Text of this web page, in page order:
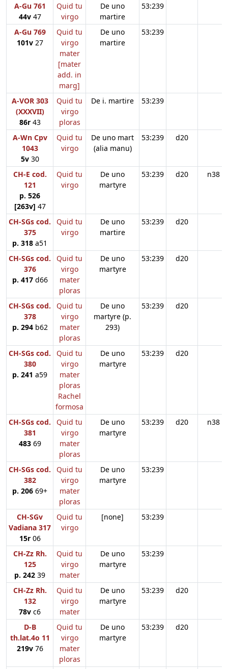
A-Gu 761
44v47
Quid tu
virgo
De uno
martire
53:239
A-Gu 769
101v27
Quid tu
virgo
mater
[mater
add. in
marg]
De uno
martire
53:239
A-VOR 303
(XXXVII)
86r43
Quid tu
virgo
ploras
De i. martire 53:239
A-Wn Cpv
1043
5v30
Quid tu
virgo
De uno mart
(alia manu)
53:239 d20
CH-E cod.
121
p. 526
[263v] 47
Quid tu
virgo
De uno
martyre
53:239 d20 n38
CH-SGs cod.
375
p. 318 a51
Quid tu
virgo
De uno
martire
53:239 d20
CH-SGs cod.
376
p. 417d66
Quid tu
virgo
mater
ploras
De uno
martyre
53:239 d20
CH-SGs cod.
378
p. 294b62
Quid tu
virgo
mater
ploras
De uno
martyre (p.
293)
53:239 d20
CH-SGs cod.
380
p. 241 a59
Quid tu
virgo
mater
ploras
Rachel
formosa
De uno
martyre
53:239 d20
CH-SGs cod.
381
48369
Quid tu
virgo
mater
ploras
De uno
martyre
53:239 d20 n38
CH-SGs cod.
382
p. 206 69+
Quid tu
virgo
mater
ploras
De uno
martyre
53:239
CH-SGv
Vadiana 317
15r06
Quid tu
virgo
[none] 53:239
CH-Zz Rh.
125
p. 242 39
Quid tu
virgo
mater
De uno
martyre
53:239
CH-Zz Rh.
132
78v c6
Quid tu
virgo
mater
De uno
martyre
53:239 d20
D-B
th.lat.4o 11
219v76
Quid tu
virgo
mater
ploras
De uno
martyre
53:239 d20